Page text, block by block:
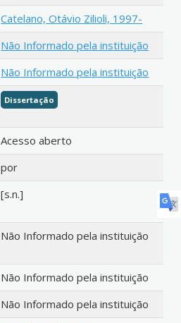
Catelano, Otávio Zilioli, 1997-
Não Informado pela instituição
Não Informado pela instituição
Dissertação
Acesso aberto
por
[s.n.]
Não Informado pela instituição
Não Informado pela instituição
Não Informado pela instituição